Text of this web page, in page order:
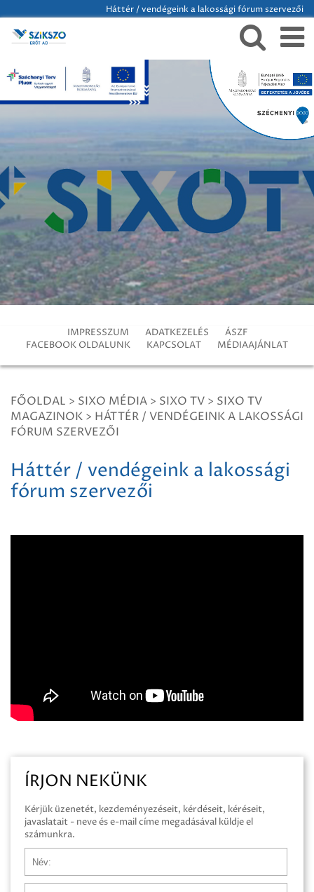
Háttér / vendégeink a lakossági fórum szervezői
IMPRESSZUM ADATKEZELÉS
ÁSZF
FACEBOOK OLDALUNK
KAPCSOLAT MÉDIAAJÁNLAT
FŐOLDAL > SIXO MÉDIA > SIXO TV > SIXO TV
MAGAZINOK > HÁTTÉR / VENDÉGEINK A LAKOSSÁGI
FÓRUM SZERVEZŐI
Háttér / vendégeink a lakossági
fórum szervezői
ÍRJON NEKÜNK
Kérjük üzenetét, kezdeményezéseit, kérdéseit, kéréseit,
javaslatait - neve és e-mail címe megadásával küldje el
számunkra.